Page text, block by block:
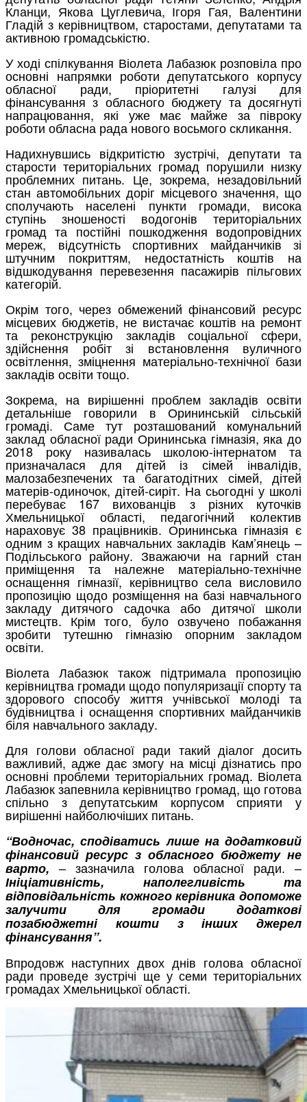
Кланци, Якова Цуглевича, Ігоря Гая, Валентини
Гладій з керівництвом, старостами, депутатами та
активною громадськістю.
У ході спілкування Віолета Лабазюк розповіла про
основні напрямки роботи депутатського корпусу
обласної ради, пріоритетні галузі для
фінансування з обласного бюджету та досягнуті
напрацювання, які уже має майже за півроку
роботи обласна рада нового восьмого скликання.
Надихнувшись відкритістю зустрічі, депутати та
старости територіальних громад порушили низку
проблемних питань. Це, зокрема, незадовільний
стан автомобільних доріг місцевого значення, що
сполучають населені пункти громади, висока
ступінь зношеності водогонів територіальних
громад та постійні пошкодження водопровідних
мереж, відсутність спортивних майданчиків зі
штучним покриттям, недостатність коштів на
відшкодування перевезення пасажирів пільгових
категорій.
Окрім того, через обмежений фінансовий ресурс
місцевих бюджетів, не вистачає коштів на ремонт
та реконструкцію закладів соціальної сфери,
здійснення робіт зі встановлення вуличного
освітлення, зміцнення матеріально-технічної бази
закладів освіти тощо.
Зокрема, на вирішенні проблем закладів освіти
детальніше говорили в Орининській сільській
громаді. Саме тут розташований комунальний
заклад обласної ради Орининська гімназія, яка до
2018 року називалась школою-інтернатом та
призначалася для дітей із сімей інвалідів,
малозабезпечених та багатодітних сімей, дітей
матерів-одиночок, дітей-сиріт. На сьогодні у школі
перебуває 167 вихованців з різних куточків
Хмельницької області, педагогічний колектив
нараховує 38 працівників. Орининська гімназія є
одним з кращих навчальних закладів Кам’янець –
Подільського району. Зважаючи на гарний стан
приміщення та належне матеріально-технічне
оснащення гімназії, керівництво села висловило
пропозицію щодо розміщення на базі навчального
закладу дитячого садочка або дитячої школи
мистецтв. Крім того, було озвучено побажання
зробити тутешню гімназію опорним закладом
освіти.
Віолета Лабазюк також підтримала пропозицію
керівництва громади щодо популяризації спорту та
здорового способу життя учнівської молоді та
будівництва і оснащення спортивних майданчиків
біля навчального закладу.
Для голови обласної ради такий діалог досить
важливий, адже дає змогу на місці дізнатись про
основні проблеми територіальних громад. Віолета
Лабазюк запевнила керівництво громад, що готова
спільно з депутатським корпусом сприяти у
вирішенні найболючіших питань.
“Водночас, сподіватись лише на додатковий
фінансовий ресурс з обласного бюджету не
варто, – зазначила голова обласної ради. –
Ініціативність, наполегливість та
відповідальність кожного керівника допоможе
залучити для громади додаткові
позабюджетні кошти з інших джерел
фінансування”.
Впродовж наступних двох днів голова обласної
ради проведе зустрічі ще у семи територіальних
громадах Хмельницької області.